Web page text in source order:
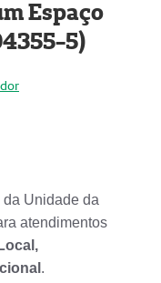
Espaço
5)
da Unidade da
atendimentos
.